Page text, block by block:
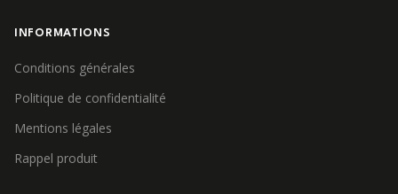
INFORMATIONS
Conditions générales
Politique de confidentialité
Mentions légales
Rappel produit